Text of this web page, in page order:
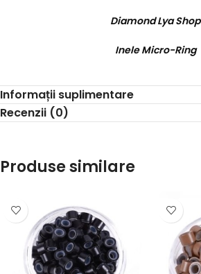
Diamond Lya Shop
Inele Micro-Ring
Informații suplimentare
Recenzii (0)
Produse similare